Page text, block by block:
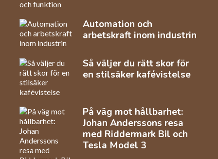
Automation och
arbetskraft inom industrin
Så väljer du rätt skor för
en stilsäker kafévistelse
På väg mot hållbarhet:
Johan Anderssons resa
med Riddermark Bil och
Tesla Model 3